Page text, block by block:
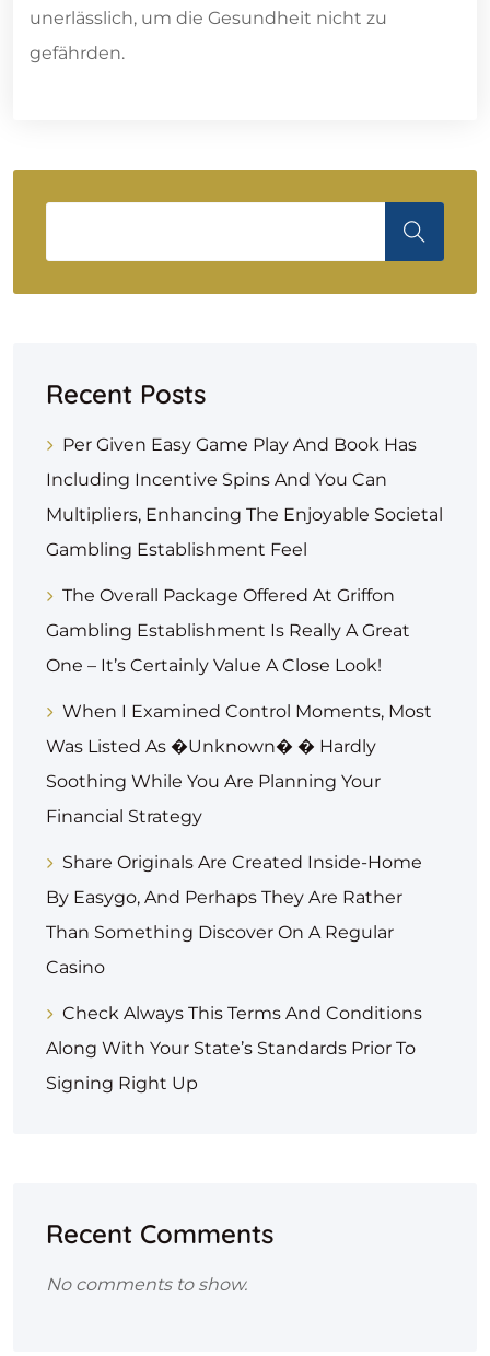
unerlässlich, um die Gesundheit nicht zu
gefährden.
Recent Posts
Per Given Easy Game Play And Book Has
Including Incentive Spins And You Can
Multipliers, Enhancing The Enjoyable Societal
Gambling Establishment Feel
The Overall Package Offered At Griffon
Gambling Establishment Is Really A Great
One – It’s Certainly Value A Close Look!
When I Examined Control Moments, Most
Was Listed As �Unknown� � Hardly
Soothing While You Are Planning Your
Financial Strategy
Share Originals Are Created Inside-Home
By Easygo, And Perhaps They Are Rather
Than Something Discover On A Regular
Casino
Check Always This Terms And Conditions
Along With Your State’s Standards Prior To
Signing Right Up
Recent Comments
No comments to show.